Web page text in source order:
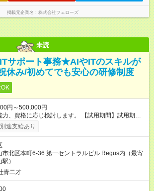
掲載元企業名 株式会社フェローズ
未読
サポート事務★AIやITのスキルが
休み/初めてでも安心の研修制度
円～500,000円
格に応じ検討します。 【試用期間】試用期間
間の長さ：3ヶ月 雇用形態、給与は本採用時と同じ
途支給あり
市北区本町6-36 第一セントラルビル Regus内（最寄
）
青二才